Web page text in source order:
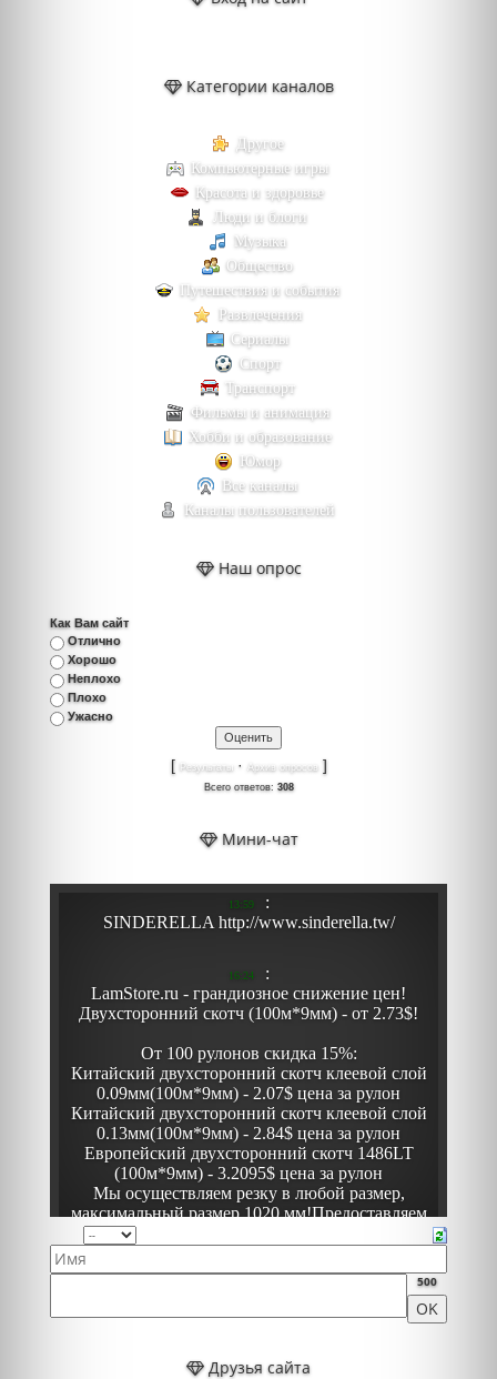
Категории каналов
Другое
Компьютерные игры
Красота и здоровье
Люди и блоги
Музыка
Общество
Путешествия и события
Развлечения
Сериалы
Спорт
Транспорт
Фильмы и анимация
Хобби и образование
Юмор
Все каналы
Каналы пользователей
Наш опрос
Как Вам сайт
Отлично
Хорошо
Неплохо
Плохо
Ужасно
[ Результаты · Архив опросов]
Всего ответов: 308
Мини-чат
500
Друзья сайта